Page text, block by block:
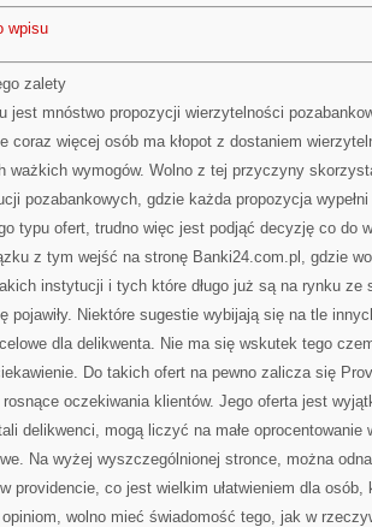
wpisu
zalety
jest mnóstwo propozycji wierzytelności
coraz więcej osób ma kłopot z dostaniem
ważkich wymogów. Wolno z tej przyczyny
pozabankowych, gdzie każda propozycja
typu ofert, trudno więc jest podjąć decyzję co do
z tym wejść na stronę Banki24.com.pl, gdzie
instytucji i tych które długo już są na rynku ze
pojawiły. Niektóre sugestie wybijają się na tle
dla delikwenta. Nie ma się wskutek tego
Do takich ofert na pewno zalicza się
rosnące oczekiwania klientów. Jego oferta jest
delikwenci, mogą liczyć na małe
Na wyżej wyszczególnionej stronce, można
providencie, co jest wielkim ułatwieniem dla
wolno mieć świadomość tego, jak w